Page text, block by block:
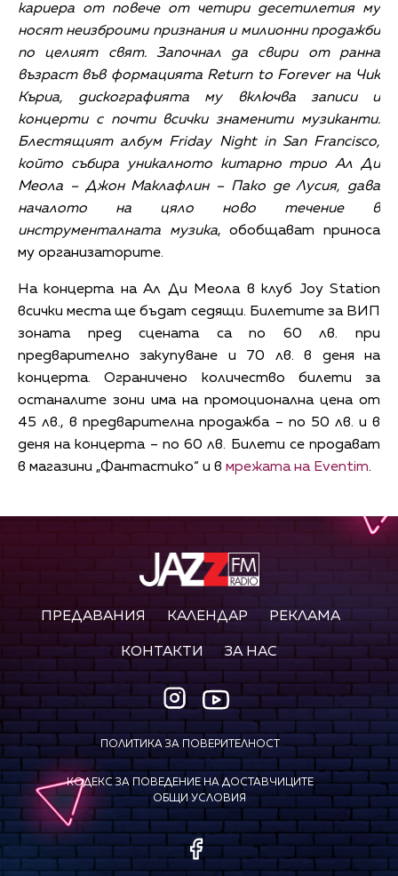
кариера от повече от четири десетилетия му
носят неизброими признания и милионни продажби
по целият свят. Започнал да свири от ранна
възраст във формацията Return to Forever на Чик
Къриа, дискографията му включва записи и
концерти с почти всички знаменити музиканти.
Блестящият албум Friday Night in San Francisco,
който събира уникалното китарно трио Ал Ди
Меола – Джон Маклафлин – Пако де Лусия, дава
началото на цяло ново течение в
инструменталната музика, обобщават приноса
му организаторите.
На концерта на Ал Ди Меола в клуб Joy Station
всички места ще бъдат седящи. Билетите за ВИП
зоната пред сцената са по 60 лв. при
предварително закупуване и 70 лв. в деня на
концерта. Ограничено количество билети за
останалите зони има на промоционална цена от
45 лв., в предварителна продажба – по 50 лв. и в
деня на концерта – по 60 лв. Билети се продават
в магазини „Фантастико“ и в мрежата на Eventim.
ПРЕДАВАНИЯ КАЛЕНДАР РЕКЛАМА
КОНТАКТИ ЗА НАС
ПОЛИТИКА ЗА ПОВЕРИТЕЛНОСТ
КОДЕКС ЗА ПОВЕДЕНИЕ НА ДОСТАВЧИЦИТЕ
ОБЩИ УСЛОВИЯ